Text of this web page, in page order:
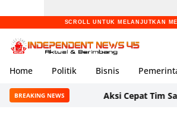
SCROLL UNTUK MELANJUTKAN
Home Politik Bisnis
BREAKING NEWS Aksi Cepat Tim Satgas